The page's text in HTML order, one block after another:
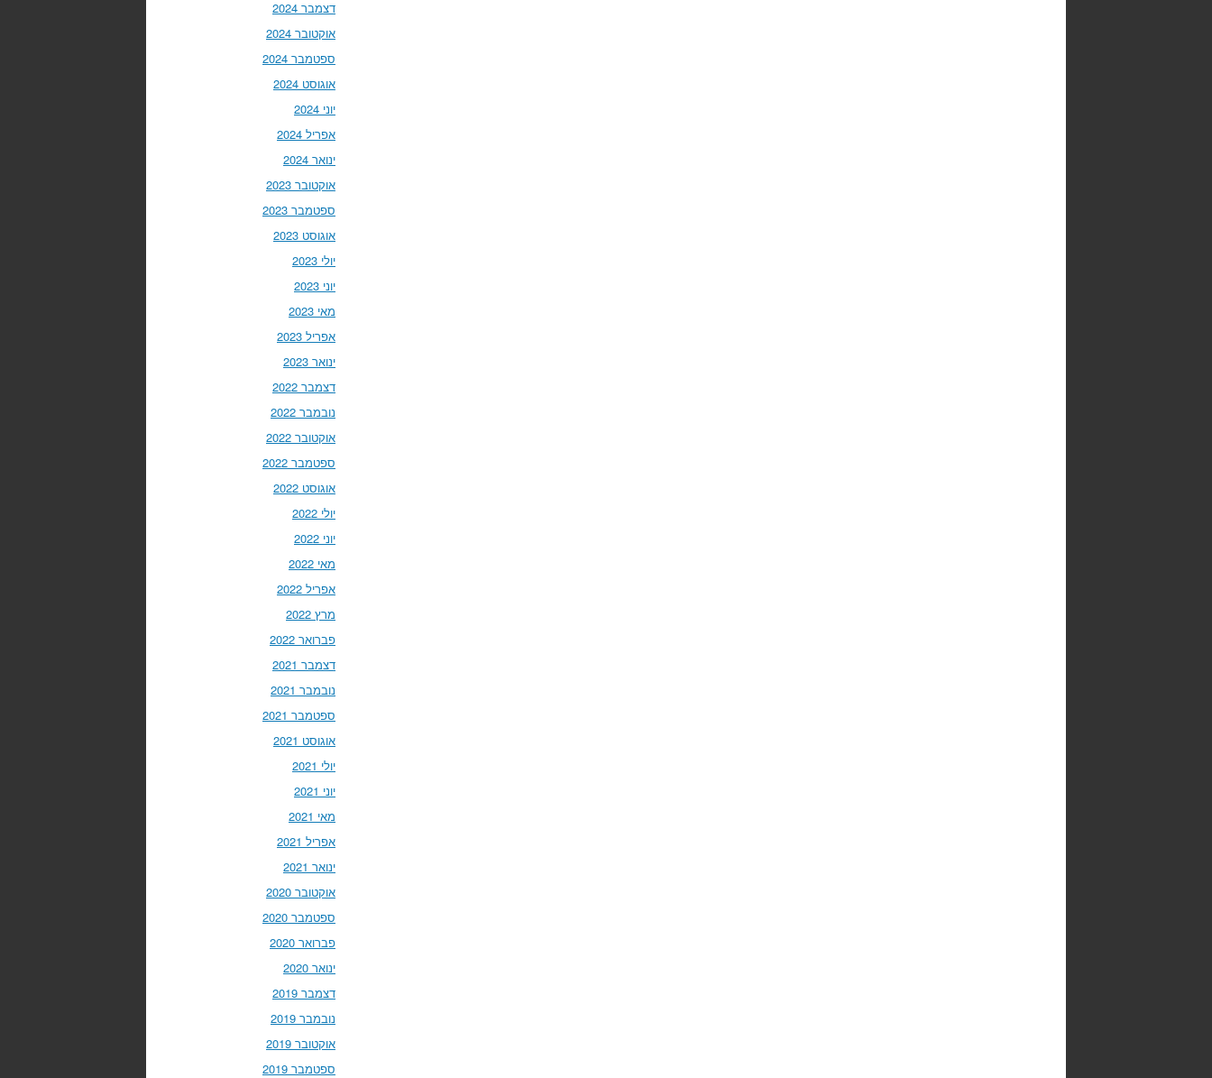
דצמבר 2024
אוקטובר 2024
ספטמבר 2024
אוגוסט 2024
יוני 2024
אפריל 2024
ינואר 2024
אוקטובר 2023
ספטמבר 2023
אוגוסט 2023
יולי 2023
יוני 2023
מאי 2023
אפריל 2023
ינואר 2023
דצמבר 2022
נובמבר 2022
אוקטובר 2022
ספטמבר 2022
אוגוסט 2022
יולי 2022
יוני 2022
מאי 2022
אפריל 2022
מרץ 2022
פברואר 2022
דצמבר 2021
נובמבר 2021
ספטמבר 2021
אוגוסט 2021
יולי 2021
יוני 2021
מאי 2021
אפריל 2021
ינואר 2021
אוקטובר 2020
ספטמבר 2020
פברואר 2020
ינואר 2020
דצמבר 2019
נובמבר 2019
אוקטובר 2019
ספטמבר 2019